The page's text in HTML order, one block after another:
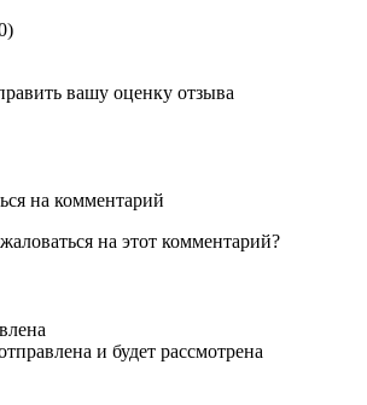
вашу оценку отзыва
на комментарий
на этот комментарий?
и будет рассмотрена